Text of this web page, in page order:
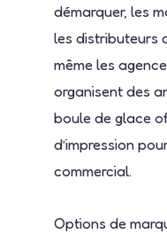
démarquer, les
les distributeurs
même les
organisent des
boule de glace
d’impression
commercial.
Options de